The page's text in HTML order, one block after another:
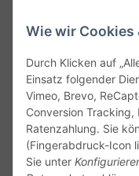
Wie wir Cookies
Durch Klicken auf
Einsatz folgender
Vimeo, Brevo,
Conversion Tracking,
Ratenzahlung. Sie
(Fingerabdruck-Icon
Sie unter
Service
Gesetzliche
Alle technischen